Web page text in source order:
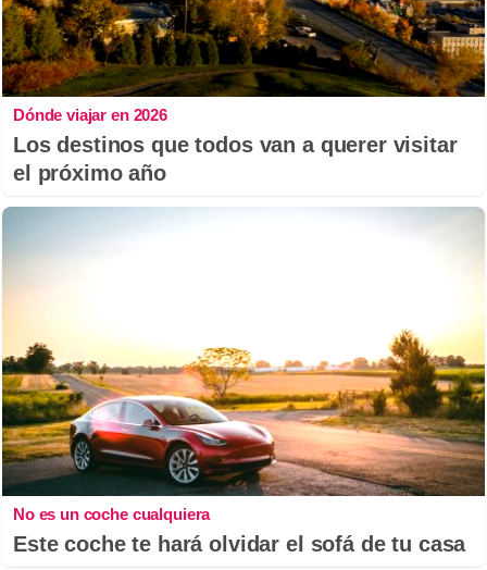
Dónde viajar en 2026
Los destinos que todos van a querer visitar
el próximo año
No es un coche cualquiera
Este coche te hará olvidar el sofá de tu casa